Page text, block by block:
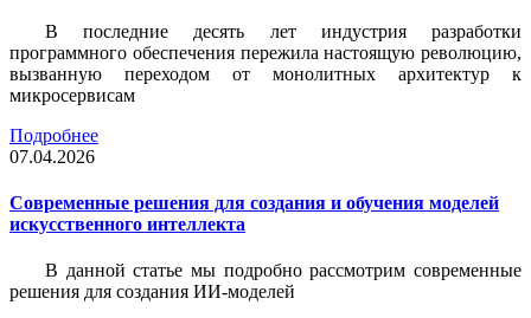
В последние десять лет индустрия разработки
программного обеспечения пережила настоящую революцию,
вызванную переходом от монолитных архитектур к
микросервисам
Подробнее
07.04.2026
Современные решения для создания и обучения моделей
искусственного интеллекта
В данной статье мы подробно рассмотрим современные
решения для создания ИИ-моделей